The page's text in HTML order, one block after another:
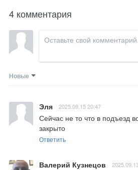
4 комментария
Новые
Эля 2025.09.15 20:47
Сейчас не то что в подъезд
закрыто
Ответить
Валерий Кузнецов